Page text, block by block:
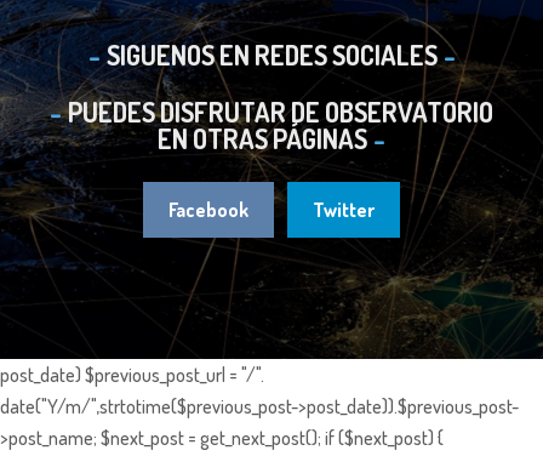
SIGUENOS EN REDES SOCIALES
PUEDES DISFRUTAR DE OBSERVATORIO
EN OTRAS PÁGINAS
Facebook Twitter
post_date) $previous_post_url = "/".
date("Y/m/",strtotime($previous_post->post_date)).$previous_post-
>post_name; $next_post = get_next_post(); if ($next_post) {